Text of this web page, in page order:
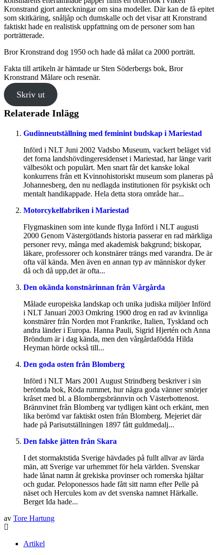
Kronstrand gjort anteckningar om sina modeller. Där kan de få epitet
som skitkäring, snåljåp och dumskalle och det visar att Kronstrand
faktiskt hade en realistisk uppfattning om de personer som han
porträtterade.
Bror Kronstrand dog 1950 och hade då målat ca 2000 porträtt.
Fakta till artikeln är hämtade ur Sten Söderbergs bok, Bror
Kronstrand Målare och resenär.
Skriv ut
Relaterade Inlägg
Gudinneutställning med feminint budskap i Mariestad
Införd i NLT Juni 2002 Vadsbo Museum, vackert beläget vid
det forna landshövdingeresidenset i Mariestad, har länge varit
välbesökt och populärt. Men snart får det kanske lokal
konkurrens från ett Kvinnohistoriskt museum som planeras på
Johannesberg, den nu nedlagda institutionen för psykiskt och
mentalt handikappade. Hela detta stora område har...
Motorcykelfabriken i Mariestad
Flygmaskinen som inte kunde flyga Införd i NLT augusti
2000 Genom Västergötlands historia passerar en rad märkliga
personer revy, många med akademisk bakgrund; biskopar,
läkare, professorer och konstnärer trängs med varandra. De är
ofta väl kända. Men även en annan typ av människor dyker
då och då upp,det är ofta...
Den okända konstnärinnan från Vårgårda
Målade europeiska landskap och unika judiska miljöer Införd
i NLT Januari 2003 Omkring 1900 drog en rad av kvinnliga
konstnärer från Norden mot Frankrike, Italien, Tyskland och
andra länder i Europa. Hanna Pauli, Sigrid Hjertén och Anna
Bröndum är i dag kända, men den vårgårdafödda Hilda
Heyman hörde också till...
Den goda osten från Blomberg
Införd i NLT Mars 2001 August Strindberg beskriver i sin
berömda bok, Röda rummet, hur några goda vänner smörjer
kråset med bl. a Blombergsbrännvin och Västerbottenost.
Brännvinet från Blomberg var tydligen känt och erkänt, men
lika berömd var faktiskt osten från Blomberg. Mejeriet där
hade på Parisutställningen 1897 fått guldmedalj...
Den falske jätten från Skara
I det stormaktstida Sverige hävdades på fullt allvar av lärda
män, att Sverige var urhemmet för hela världen. Svenskar
hade lånat namn åt grekiska provinser och romerska hjältar
och gudar. Peloponessos hade fått sitt namn efter Pelle på
näset och Hercules kom av det svenska namnet Härkalle.
Berget Ida hade...
av Tore Hartung
Artikel